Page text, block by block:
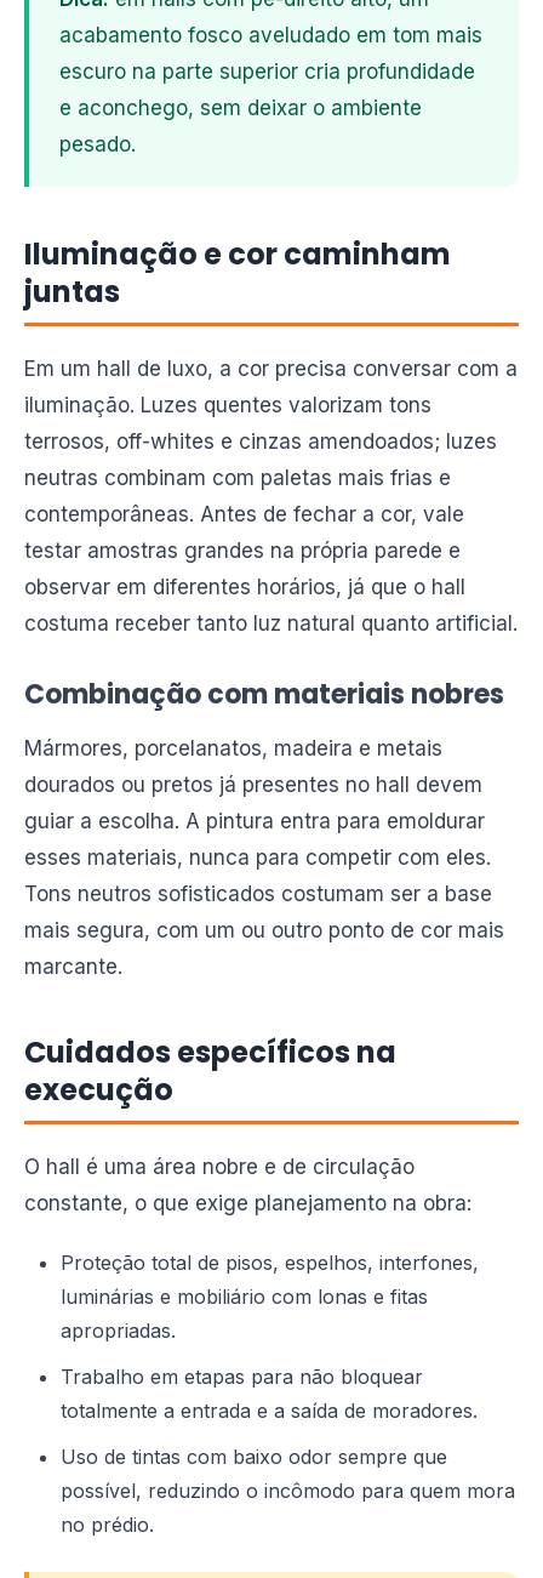
acabamento fosco aveludado em tom mais
escuro na parte superior cria profundidade
e aconchego, sem deixar o ambiente
pesado.
Iluminação e cor caminham
juntas
Em um hall de luxo, a cor precisa conversar com a
iluminação. Luzes quentes valorizam tons
terrosos, off-whites e cinzas amendoados; luzes
neutras combinam com paletas mais frias e
contemporâneas. Antes de fechar a cor, vale
testar amostras grandes na própria parede e
observar em diferentes horários, já que o hall
costuma receber tanto luz natural quanto artificial.
Combinação com materiais nobres
Mármores, porcelanatos, madeira e metais
dourados ou pretos já presentes no hall devem
guiar a escolha. A pintura entra para emoldurar
esses materiais, nunca para competir com eles.
Tons neutros sofisticados costumam ser a base
mais segura, com um ou outro ponto de cor mais
marcante.
Cuidados específicos na
execução
O hall é uma área nobre e de circulação
constante, o que exige planejamento na obra:
Proteção total de pisos, espelhos, interfones,
luminárias e mobiliário com lonas e fitas
apropriadas.
Trabalho em etapas para não bloquear
totalmente a entrada e a saída de moradores.
Uso de tintas com baixo odor sempre que
possível, reduzindo o incômodo para quem mora
no prédio.